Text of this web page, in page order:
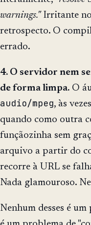
warnings."Irritante no
retrospecto. O
errado.
4. O servidor nem
de forma limpa. O
audio/mpeg, às
quando como outra
funçãozinha sem
arquivo a partir do
recorre à URL se
Nada glamouroso.
Nenhum desses é